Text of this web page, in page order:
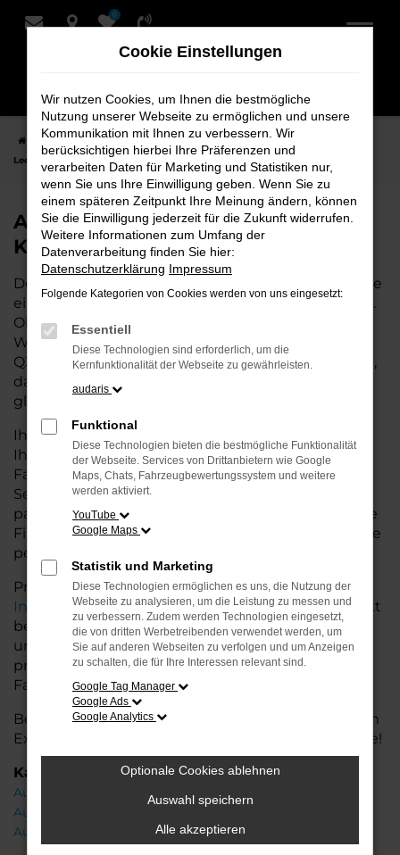
Zum
0
Startseite Leer Audi
Audi Q3 Fahrzeuge bei Schmidt + Koch für
Leer
Audi Q3 Fahrzeuge bei Schmidt +
Koch für Leer
Der Audi Q3 ist die perfekte Wahl für alle in Leer, die
ein zuverlässiges und modernes Fahrzeug suchen.
Ob für den täglichen Arbeitsweg,
Wochenendausflüge oder lange Reisen, der Audi
Q3 bietet Komfort, Effizienz und modernes Design,
das sowohl in der Stadt als auch auf dem Land
glänzt.
Ihr Audi Autohaus in der Nähe von Leer bietet
Ihnen neben einer breiten Auswahl an Audi
Fahrzeugen auch umfassende Beratung und
Service. Wir unterstützen Sie bei der Auswahl des
passenden Modells und bieten maßgeschneiderte
Finanzierungslösungen sowie Leasingoptionen, die
perfekt zu Ihrem Budget und Bedarf passen.
Profitieren Sie von zusätzlichen Services wie
Inzahlungnahme,Wartung und Reparaturendirekt
bei Ihrem Audi Autohaus in der Nähe von Leer. Mit
unserer großen Auswahl an Fahrzeugen und der
professionellen Beratung finden Sie bei uns das
Fahrzeug, das Ihre Ansprüche erfüllt.
Besuchen Sie uns und lassen Sie sich von unserem
Expertenteam beraten – der Audi Q3 wartet auf Sie!
Kategorie
Audi Q3 Leer
Audi Q3 Gebrauchtwagen Leer
Audi Q3 Neuwagen Leer
Cookie Einstellungen
Wir nutzen Cookies, um Ihnen die bestmögliche
Nutzung unserer Webseite zu ermöglichen und unsere
Kommunikation mit Ihnen zu verbessern. Wir
berücksichtigen hierbei Ihre Präferenzen und
verarbeiten Daten für Marketing und Statistiken nur,
wenn Sie uns Ihre Einwilligung geben. Wenn Sie zu
einem späteren Zeitpunkt Ihre Meinung ändern, können
Sie die Einwilligung jederzeit für die Zukunft widerrufen.
Weitere Informationen zum Umfang der
Datenverarbeitung finden Sie hier:
Datenschutzerklärung Impressum
Folgende Kategorien von Cookies werden von uns eingesetzt:
Essentiell
Diese Technologien sind erforderlich, um die
Kernfunktionalität der Webseite zu gewährleisten.
audaris
Funktional
Diese Technologien bieten die bestmögliche Funktionalität
der Webseite. Services von Drittanbietern wie Google
Maps, Chats, Fahrzeugbewertungssystem und weitere
werden aktiviert.
YouTube
Google Maps
Statistik und Marketing
Diese Technologien ermöglichen es uns, die Nutzung der
Webseite zu analysieren, um die Leistung zu messen und
zu verbessern. Zudem werden Technologien eingesetzt,
die von dritten Werbetreibenden verwendet werden, um
Sie auf anderen Webseiten zu verfolgen und um Anzeigen
zu schalten, die für Ihre Interessen relevant sind.
Google Tag Manager
Google Ads
Google Analytics
Optionale Cookies ablehnen
Auswahl speichern
Alle akzeptieren